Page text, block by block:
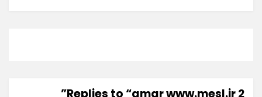
2 Replies to “amar www.mesl.ir”